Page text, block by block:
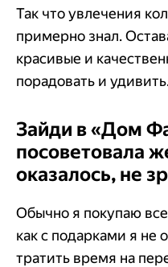
Так что увлечения
примерно знал.
красивые и
порадовать и
Зайди в «Дом
посоветовала
оказалось, не
Обычно я покупаю
как с подарками я не
тратить время на